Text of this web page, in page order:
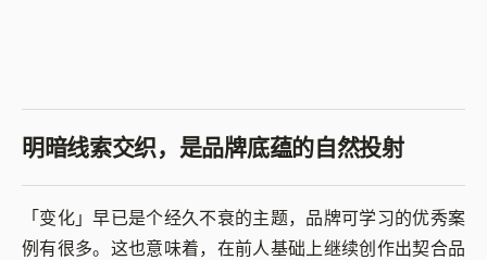
明暗线索交织，是品牌底蕴的自然投射
「变化」早已是个经久不衰的主题，品牌可学习的优秀案
例有很多。这也意味着，在前人基础上继续创作出契合品